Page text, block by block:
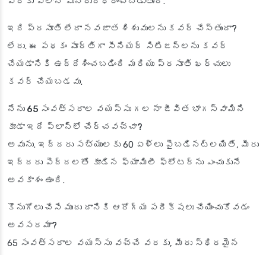
ఇది ప్రసూతి లేదా నవజాత శిశువులను కవర్ చేస్తుందా?
లేదు. ఈ పథకం పూర్తిగా సీనియర్ సిటిజన్లను కవర్
చేయడానికి ఉద్దేశించబడింది మరియు ప్రసూతి ఖర్చులు
కవర్ చేయబడవు.
నేను 65 సంవత్సరాల వయస్సు గల నా జీవిత భాగస్వామిని
కూడా ఇదే ప్లాన్‌లో చేర్చవచ్చా?
అవును. ఇద్దరు సభ్యులకు 60 ఏళ్లు పైబడినట్లయితే, మీరు
ఇద్దరు పెద్దలతో కూడిన ఫ్యామిలీ ఫ్లోటర్‌ను ఎంచుకునే
అవకాశం ఉంది.
కొనుగోలు చేసే ముందు దానికి ఆరోగ్య పరీక్షలు చేయించుకోవడం
అవసరమా?
65 సంవత్సరాల వయస్సు వచ్చే వరకు, మీరు స్థిరమైన